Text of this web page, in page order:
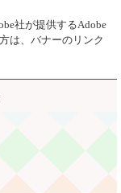
社が提供するAdobe
は、バナーのリンク